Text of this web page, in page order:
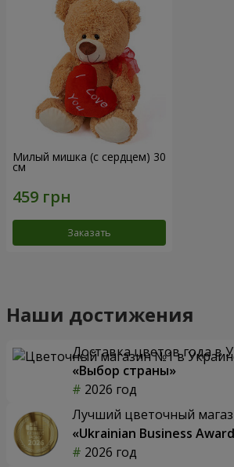
Милый мишка (с сердцем) 30
см
Заказать
Наши достижения
Доставка цветов года в
«Выбор страны»
2026 год
Лучший цветочный
«Ukrainian Business
2026 год